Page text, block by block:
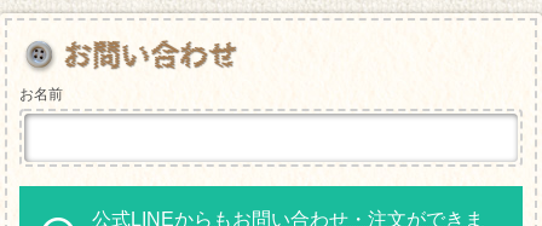
お名前
公式LINEからもお問い合わせ・注文ができま